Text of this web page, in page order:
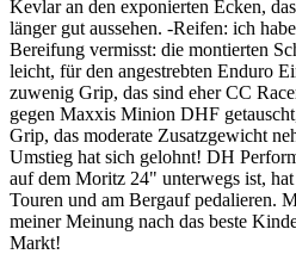
Kevlar an den exponierten Ecken,
länger gut aussehen. -Reifen: ich
Bereifung vermisst: die montierten
leicht, für den angestrebten Enduro
zuwenig Grip, das sind eher CC
gegen Maxxis Minion DHF
Grip, das moderate Zusatzgewicht
Umstieg hat sich gelohnt! DH
auf dem Moritz 24" unterwegs ist,
Touren und am Bergauf pedalieren.
meiner Meinung nach das beste
Markt!